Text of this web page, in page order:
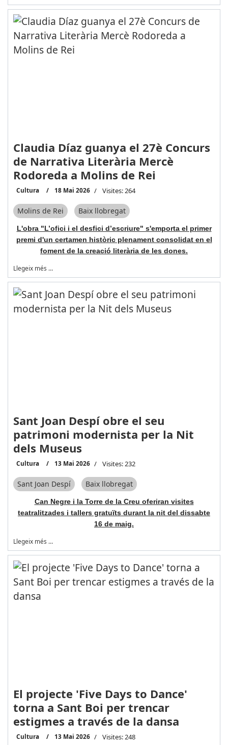
Claudia Díaz guanya el 27è Concurs
de Narrativa Literària Mercè
Rodoreda a Molins de Rei
Cultura 18 Mai 2026 Visites: 264
Molins de Rei Baix llobregat
L'obra "L’ofici i el desfici d’escriure" s'emporta el primer
premi d'un certamen històric plenament consolidat en el
foment de la creació literària de les dones.
Llegeix més …
Sant Joan Despí obre el seu
patrimoni modernista per la Nit
dels Museus
Cultura 13 Mai 2026 Visites: 232
Sant Joan Despí Baix llobregat
Can Negre i la Torre de la Creu oferiran visites
teatralitzades i tallers gratuïts durant la nit del dissabte
16 de maig.
Llegeix més …
El projecte 'Five Days to Dance'
torna a Sant Boi per trencar
estigmes a través de la dansa
Cultura 13 Mai 2026 Visites: 248